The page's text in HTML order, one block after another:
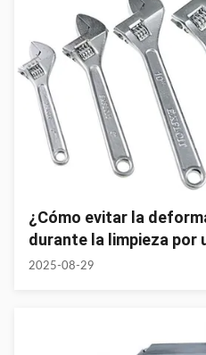
¿Cómo evitar la
durante la limpieza por
2025-08-29